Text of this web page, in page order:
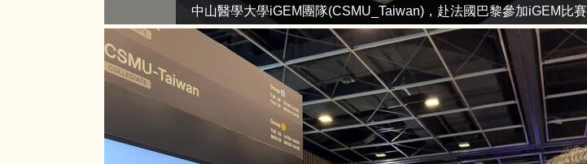
中山醫學大學iGEM團隊(CSMU_Taiwan)，赴法國巴黎參加iGEM比賽